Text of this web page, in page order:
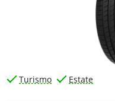
Turismo Estate